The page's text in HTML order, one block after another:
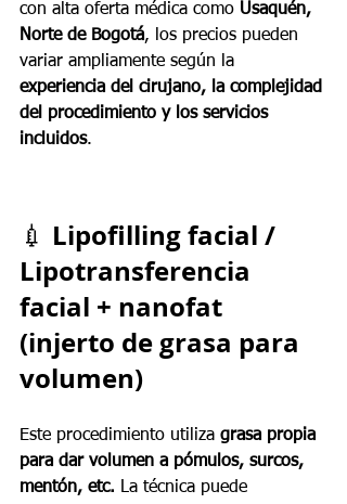
con alta oferta médica como Usaquén,
Norte de Bogotá, los precios pueden
variar ampliamente según la
experiencia del cirujano, la complejidad
del procedimiento y los servicios
incluidos.
💉 Lipofilling facial /
Lipotransferencia
facial + nanofat
(injerto de grasa para
volumen)
Este procedimiento utiliza grasa propia
para dar volumen a pómulos, surcos,
mentón, etc. La técnica puede